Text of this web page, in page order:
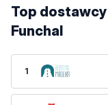
Top
Funchal
1